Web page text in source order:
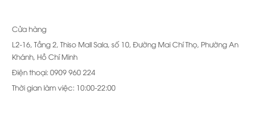
Cửa hàng
L2-16, Tầng 2, Thiso Mall Sala, số 10, Đường Mai Chí Thọ, Phường An
Khánh, Hồ Chí Minh
Điện thoại: 0909 960 224
Thời gian làm việc: 10:00-22:00